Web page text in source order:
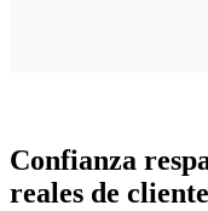
Confianza
reales de